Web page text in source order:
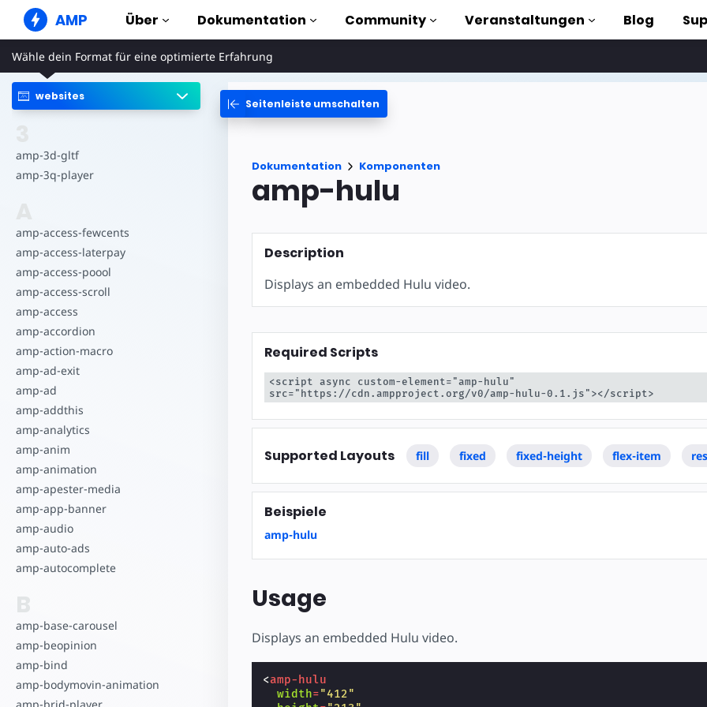
AMP Über
AMP Websites
Erstelle tadellose Web-Erlebnisse
Web Stories
Kurzweilige Storys für alle
Blitzschnelle Ads im Internet
Dokumentation
Anleitungen & Tutorials
Erste Schritte mit AMP
Die komplette AMP Bibliothek
Beispiele
Hands-on introduction to AMP
Lerne AMP mit kostenlosen
Templates
Sofort einsatzbereit
Starte dein eigenes Projekt
Community Veranstaltungen Blog
Wähle dein Format für eine optimierte Erfahrung
websites
amp-3d-gltf
amp-3q-player
amp-access-fewcents
amp-access-laterpay
amp-access-poool
amp-access-scroll
amp-access
amp-accordion
amp-action-macro
amp-ad-exit
amp-ad
amp-addthis
amp-analytics
amp-anim
amp-animation
amp-apester-media
amp-app-banner
amp-audio
amp-auto-ads
amp-autocomplete
B
amp-base-carousel
amp-beopinion
amp-bind
amp-bodymovin-animation
Seitenleiste umschalten
Dokumentation Komponenten
amp-hulu
Description
Displays an embedded Hulu video.
Required Scripts
<script async custom-element="amp-hulu"
src="https://cdn.ampproject.org/v0/amp-hulu-0.1.js"></script>
Supported Layouts fill fixed fixed-height flex-item
Beispiele
amp-hulu
Usage
Displays an embedded Hulu video.
<amp-hulu
width="412"